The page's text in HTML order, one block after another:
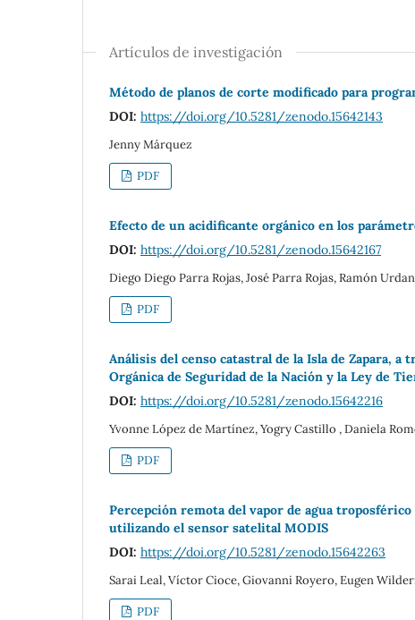
Artículos de investigación
Método de planos de corte modificado para
DOI: https://doi.org/10.5281/zenodo.15642143
Jenny Márquez
PDF
Efecto de un acidificante orgánico en los
DOI: https://doi.org/10.5281/zenodo.15642167
Diego Diego Parra Rojas, José Parra Rojas, Ramón
PDF
Análisis del censo catastral de la Isla de Zapara,
Orgánica de Seguridad de la Nación y la Ley de
DOI: https://doi.org/10.5281/zenodo.15642216
Yvonne López de Martínez, Yogry Castillo , Daniela
PDF
Percepción remota del vapor de agua
utilizando el sensor satelital MODIS
DOI: https://doi.org/10.5281/zenodo.15642263
Sarai Leal, Víctor Cioce, Giovanni Royero, Eugen
PDF